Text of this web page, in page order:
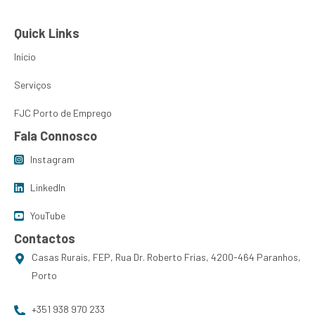
Quick Links
Início
Serviços
FJC Porto de Emprego
Fala Connosco
Instagram
LinkedIn
YouTube
Contactos
Casas Rurais, FEP, Rua Dr. Roberto Frias, 4200-464 Paranhos,
Porto
+351 938 970 233